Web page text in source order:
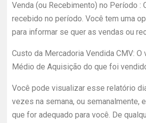
Venda (ou Recebimento) no Período :
recebido no período. Você tem uma
para informar se quer as vendas ou
Custo da Mercadoria Vendida CMV: O
Médio de Aquisição do que foi
Você pode visualizar esse relatório
vezes na semana, ou semanalmente,
que for adequado para você. De